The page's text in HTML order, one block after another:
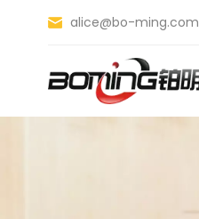
alice@bo-ming.com